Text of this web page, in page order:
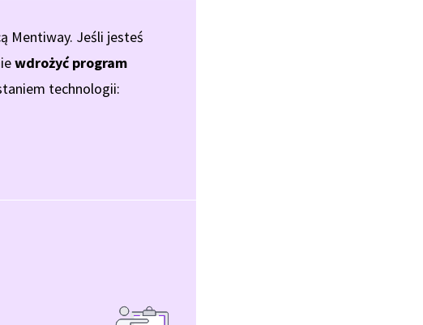
Mentiway. Jeśli jesteś
wdrożyć program
technologii: